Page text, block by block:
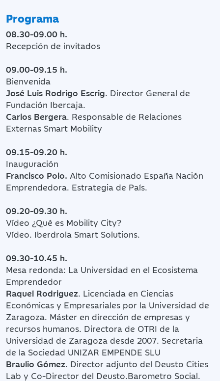
Programa
08.30-09.00 h.
Recepción de invitados
09.00-09.15 h.
Bienvenida
José Luis Rodrigo Escrig. Director General de
Fundación Ibercaja.
Carlos Bergera. Responsable de Relaciones
Externas Smart Mobility
09.15-09.20 h.
Inauguración
Francisco Polo. Alto Comisionado España Nación
Emprendedora. Estrategia de País.
09.20-09.30 h.
Vídeo ¿Qué es Mobility City?
Vídeo. Iberdrola Smart Solutions.
09.30-10.45 h.
Mesa redonda: La Universidad en el Ecosistema
Emprendedor
Raquel Rodriguez. Licenciada en Ciencias
Económicas y Empresariales por la Universidad de
Zaragoza. Máster en dirección de empresas y
recursos humanos. Directora de OTRI de la
Universidad de Zaragoza desde 2007. Secretaria
de la Sociedad UNIZAR EMPENDE SLU
Braulio Gómez. Director adjunto del Deusto Cities
Lab y Co-Director del Deusto.Barometro Social.